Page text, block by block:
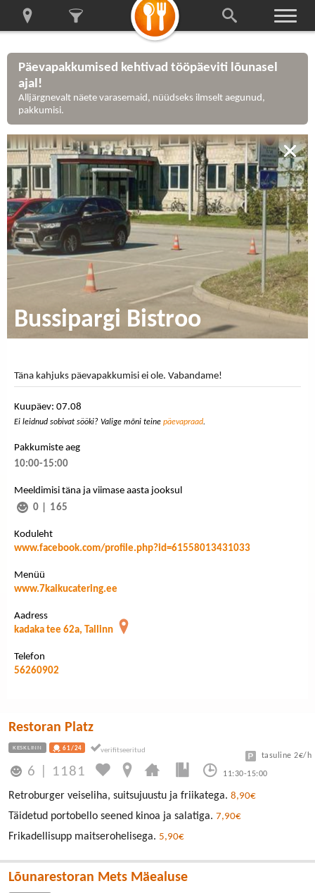
Päevapakkumised kehtivad tööpäeviti lõunasel
ajal!
Alljärgnevalt näete varasemaid, nüüdseks ilmselt aegunud,
pakkumisi.
Bussipargi Bistroo
Täna kahjuks päevapakkumisi ei ole. Vabandame!
Kuupäev: 07.08
Ei leidnud sobivat sööki? Valige mõni teine päevapraad.
Pakkumiste aeg
10:00-15:00
Meeldimisi täna ja viimase aasta jooksul
0
165
Koduleht
www.facebook.com/profile.php?id=61558013431033
Menüü
www.7kaikucatering.ee
Aadress
kadaka tee 62a, Tallinn
Telefon
56260902
Restoran Platz
KESKLINN 61/24
6 1181 11:30-15:00
tasuline 2€/h
Retroburger veiseliha, suitsujuustu ja friikatega. 8,90€
Täidetud portobello seened kinoa ja salatiga. 7,90€
Frikadellisupp maitserohelisega. 5,90€
Lõunarestoran Mets Mäealuse